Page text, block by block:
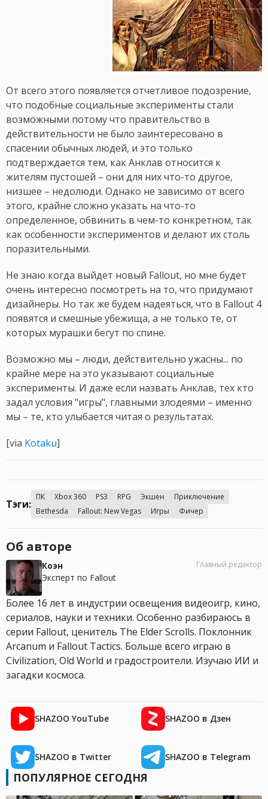
От всего этого появляется отчетливое подозрение,
что подобные социальные эксперименты стали
возможными потому что правительство в
действительности не было заинтересовано в
спасении обычных людей, и это только
подтверждается тем, как Анклав относится к
жителям пустошей – они для них что-то другое,
низшее – недолюди. Однако не зависимо от всего
этого, крайне сложно указать на что-то
определенное, обвинить в чем-то конкретном, так
как особенности экспериментов и делают их столь
поразительными.
Не знаю когда выйдет новый Fallout, но мне будет
очень интересно посмотреть на то, что придумают
дизайнеры. Но так же будем надеяться, что в Fallout 4
появятся и смешные убежища, а не только те, от
которых мурашки бегут по спине.
Возможно мы – люди, действительно ужасны... по
крайне мере на это указывают социальные
эксперименты. И даже если назвать Анклав, тех кто
задал условия "игры", главными злодеями – именно
мы – те, кто улыбается читая о результатах.
[via Kotaku]
Тэги:
ПК Xbox 360 PS3 RPG Экшен
Приключение
Bethesda
Fallout: New Vegas Игры Фичер
Об авторе
Коэн
Эксперт по Fallout
Главный редактор
Более 16 лет в индустрии освещения видеоигр, кино,
сериалов, науки и техники. Особенно разбираюсь в
серии Fallout, ценитель The Elder Scrolls. Поклонник
Arcanum и Fallout Tactics. Больше всего играю в
Civilization, Old World и градостроители. Изучаю ИИ и
загадки космоса.
SHAZOO YouTube SHAZOO в Дзен
SHAZOO в Twitter SHAZOO в Telegram
ПОПУЛЯРНОЕ СЕГОДНЯ